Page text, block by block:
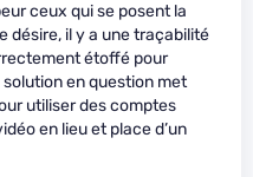
ceux qui se posent la
désire, il y a une traçabilité
étoffé pour
en question met
utiliser des comptes
en lieu et place d’un